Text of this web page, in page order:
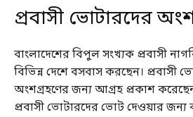
প্রবাসী ভোটারদের
বাংলাদেশের বিপুল সংখ্যক প্রবাসী
বিভিন্ন দেশে বসবাস করছেন। প্রবাসী
অংশগ্রহণের জন্য আগ্রহ প্রকাশ
প্রবাসী ভোটারদের ভোট দেওয়ার জন্য